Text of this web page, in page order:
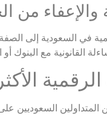
من
في السعودية إلى
القانونية مع البنوك
المتداولين السعوديين